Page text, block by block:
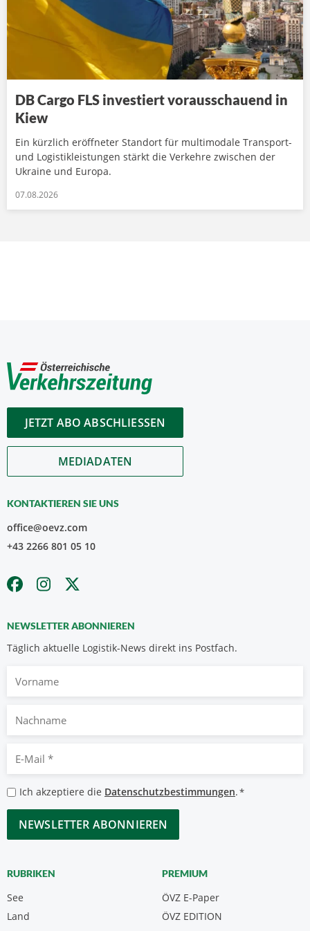
DB Cargo FLS investiert vorausschauend in
Kiew
Ein kürzlich eröffneter Standort für multimodale Transport-
und Logistikleistungen stärkt die Verkehre zwischen der
Ukraine und Europa.
07.08.2026
JETZT ABO ABSCHLIESSEN
MEDIADATEN
KONTAKTIEREN SIE UNS
office@oevz.com
+43 2266 801 05 10
NEWSLETTER ABONNIEREN
Täglich aktuelle Logistik-News direkt ins Postfach.
Nachname
Mail
*
Datenschutzbestimmungen
*
Ich akzeptiere die Datenschutzbestimmungen.*
CAPTCHA
RUBRIKEN
See
Land
PREMIUM
ÖVZ E-Paper
ÖVZ EDITION